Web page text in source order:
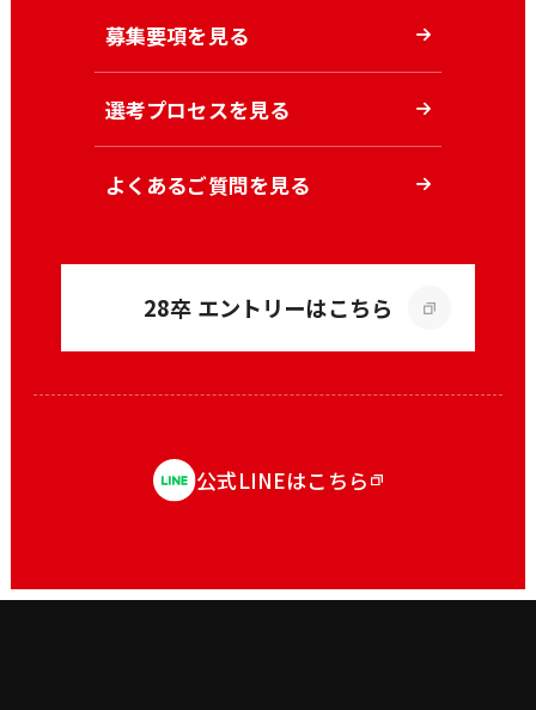
募集要項を見る
選考プロセスを見る
よくあるご質問を見る
28卒 エントリーはこちら
公式LINEはこちら